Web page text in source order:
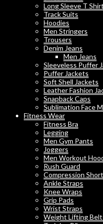
Long Sleeve T
Track Suits
Hoodies
Men Stringers
Trousers
Denim Jeans
Men Jeans
Sleeveless Puffer
Puffer Jackets
Soft Shell Jackets
Leather Fashion
Snapback Caps
Sublimation Face
Fitness Wear
Fitness Bra
Legging
Men Gym Pants
Joggers
Men Workout
Rush Guard
Compression
Ankle Straps
Knee Wraps
Grip Pads
Wrist Straps
Weight Lifting